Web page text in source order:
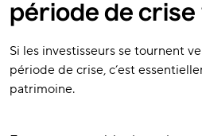
période de crise
Si les investisseurs se tournent
période de crise, c’est
patrimoine.